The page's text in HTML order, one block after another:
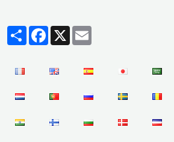
PartagerFacebook
X